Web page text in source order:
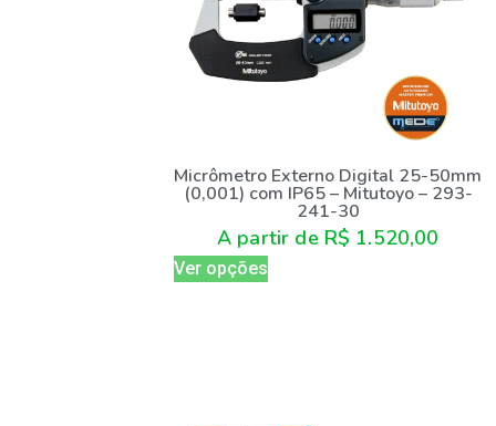
Micrômetro Externo Digital 25-50mm
(0,001) com IP65 – Mitutoyo – 293-
241-30
A partir de R$ 1.520,00
Ver opções